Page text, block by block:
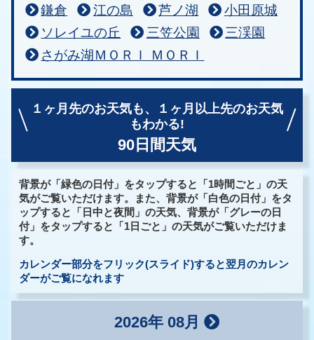
鎌倉
江の島 芦ノ湖
小田原城
ソレイユの丘
三笠公園
三渓園
さがみ湖ＭＯＲＩ ＭＯＲＩ
１ヶ月先のお天気も、
１ヶ月以上先のお天気
もわかる!
90日間天気
背景が「緑色の日付」をタップすると「1時間ごと」の天
気がご覧いただけます。また、背景が「白色の日付」をタ
ップすると「日中と夜間」の天気、背景が「グレーの日
付」をタップすると「1日ごと」の天気がご覧いただけま
す。
カレンダー部分をフリック(スライド)すると翌月のカレン
ダーがご覧になれます
2026年 08月